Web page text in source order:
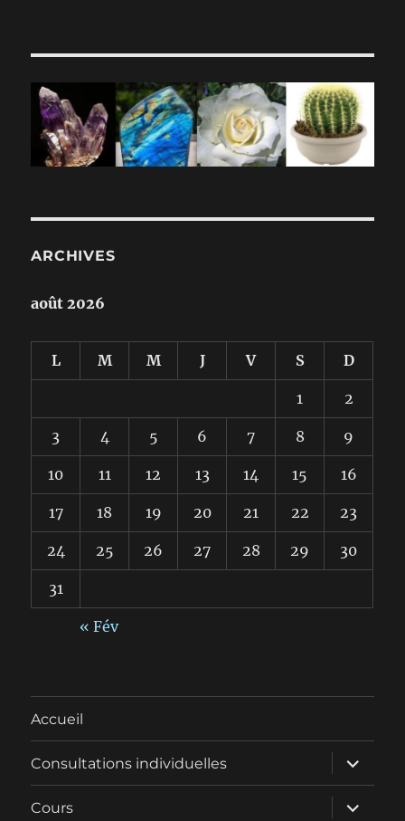
ARCHIVES
août 2026
L M M J V S D
1 2
3 4 5 6 7 8 9
10 11 12 13 14 15 16
17 18 19 20 21 22 23
24 25 26 27 28 29 30
31
« Fév
Accueil
Consultations individuelles
ouvrir
le
sous-
menu
Cours
ouvrir
le